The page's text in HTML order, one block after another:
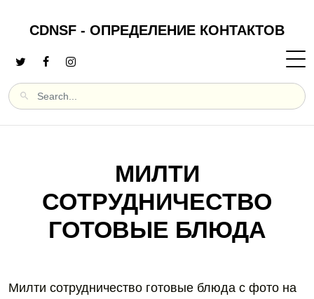
CDNSF - ОПРЕДЕЛЕНИЕ КОНТАКТОВ
МИЛТИ
СОТРУДНИЧЕСТВО
ГОТОВЫЕ БЛЮДА
Милти сотрудничество готовые блюда с фото на